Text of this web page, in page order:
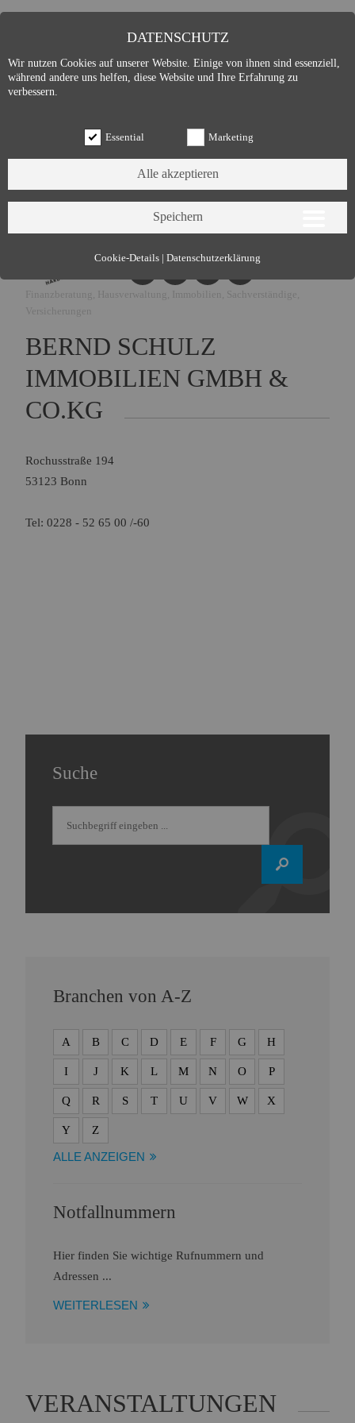
Finanzberatung, Hausverwaltung, Immobilien, Sachverständige,
Versicherungen
BERND SCHULZ
IMMOBILIEN GMBH &
CO.KG
Rochusstraße 194
53123 Bonn
Tel: 0228 - 52 65 00 /-60
Suche
Branchen von A-Z
A B C D E F G H
I J K L M N O P
Q R S T U V W X
Y Z
ALLE ANZEIGEN
Notfallnummern
Hier finden Sie wichtige Rufnummern und
Adressen ...
WEITERLESEN
VERANSTALTUNGEN
DATENSCHUTZ
Wir nutzen Cookies auf unserer Website. Einige von ihnen sind essenziell,
während andere uns helfen, diese Website und Ihre Erfahrung zu
verbessern.
Essential Marketing
Essential (3)
Name:
Cookie Hinweis
Zweck:
Speichert die Cookie-Einstellungen des Besuchers
Laufzeit:
3 Monate
Zweck:
Speichert die aktuelle Session des Besuchers
Cookies:
PHPSESSID
Laufzeit:
Dauer der Browsersitzung
Zweck:
Speichert die Auflösung des Browserfensters
Cookies:
Cookie-Details | Datenschutzerklärung